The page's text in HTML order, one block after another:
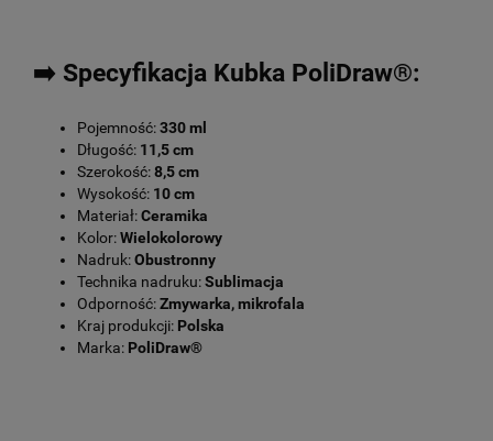
➡️ Specyfikacja Kubka PoliDraw®:
Pojemność:330 ml
Długość: 11,5 cm
Szerokość:8,5 cm
Wysokość: 10 cm
Materiał:Ceramika
Kolor:Wielokolorowy
Nadruk:Obustronny
Technika nadruku:Sublimacja
Odporność:Zmywarka, mikrofala
Kraj produkcji: Polska
Marka: PoliDraw®